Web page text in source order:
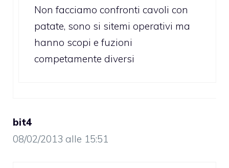
Non facciamo confronti cavoli con
patate, sono si sitemi operativi ma
hanno scopi e fuzioni
competamente diversi
bit4
08/02/2013 alle 15:51